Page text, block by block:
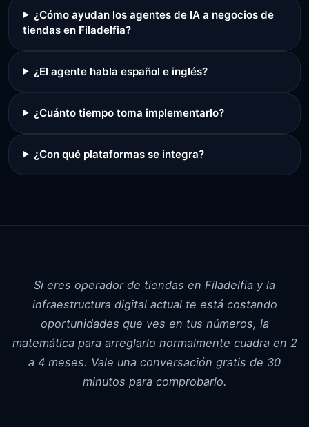
¿Cómo ayudan los agentes de IA a negocios de
tiendas en Filadelfia?
¿El agente habla español e inglés?
¿Cuánto tiempo toma implementarlo?
¿Con qué plataformas se integra?
Si eres operador de tiendas en Filadelfia y la
infraestructura digital actual te está costando
oportunidades que ves en tus números, la
matemática para arreglarlo normalmente cuadra en 2
a 4 meses. Vale una conversación gratis de 30
minutos para comprobarlo.